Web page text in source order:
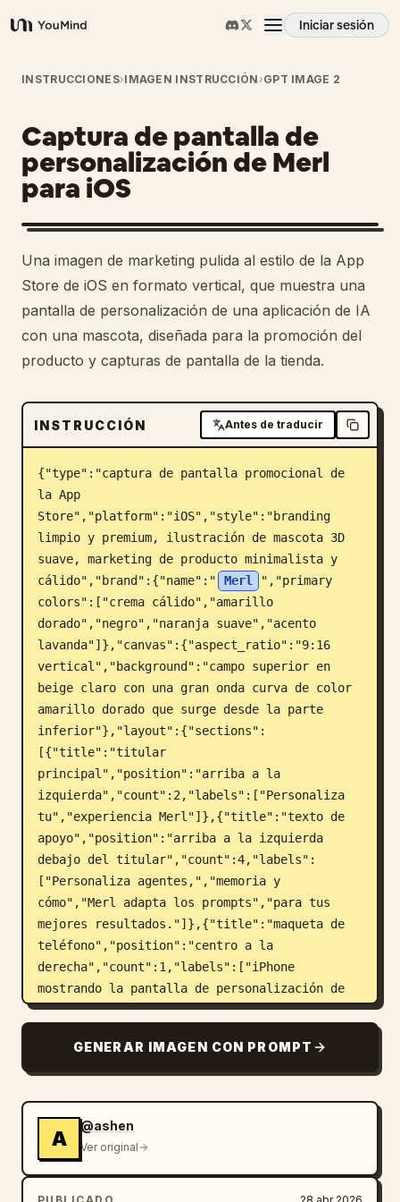
YouMind
Iniciar sesión
Resumen
Casos de uso
Habilidades
Prompts
Precios
Descargar
Blog
Actualizaciones
INSTRUCCIONES›IMAGEN INSTRUCCIÓN ›GPT IMAGE 2
Captura de pantalla de
personalización de Merl
para iOS
Una imagen de marketing pulida al estilo de la App
Store de iOS en formato vertical, que muestra una
pantalla de personalización de una aplicación de IA
con una mascota, diseñada para la promoción del
producto y capturas de pantalla de la tienda.
INSTRUCCIÓN Antes de traducir
{"type":"captura de pantalla promocional de
la App
Store","platform":"iOS","style":"branding
limpio y premium, ilustración de mascota 3D
suave, marketing de producto minimalista y
cálido","brand":{"name":"
Merl
","primary
colors":["crema cálido","amarillo
dorado","negro","naranja suave","acento
lavanda"]},"canvas":{"aspect_ratio":"9:16
vertical","background":"campo superior en
beige claro con una gran onda curva de color
amarillo dorado que surge desde la parte
inferior"},"layout":{"sections":
[{"title":"titular
principal","position":"arriba a la
izquierda","count":2,"labels":["Personaliza
tu","experiencia Merl"]},{"title":"texto de
apoyo","position":"arriba a la izquierda
debajo del titular","count":4,"labels":
["Personaliza agentes,","memoria y
cómo","Merl adapta los prompts","para tus
mejores resultados."]},{"title":"maqueta de
teléfono","position":"centro a la
derecha","count":1,"labels":["iPhone
mostrando la pantalla de personalización de
la aplicación"]},
izquierda del teléfono","count":1,"labels":
["pequeña mascota blanca con sombrero de mago
teléfono"]},{"title":"firma de
marca","position":"centro
inferior","count":2,"labels":["icono de cara
de mascota","Merl"]}]},"device":
GENERAR IMAGEN CON PROMPT
A
@ashen
Ver original